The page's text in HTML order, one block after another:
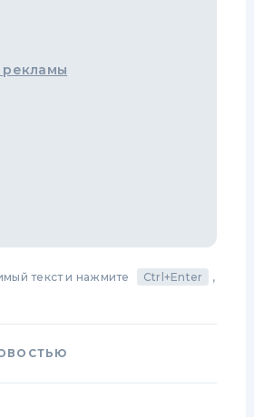
текст и нажмите Ctrl+Enter
,